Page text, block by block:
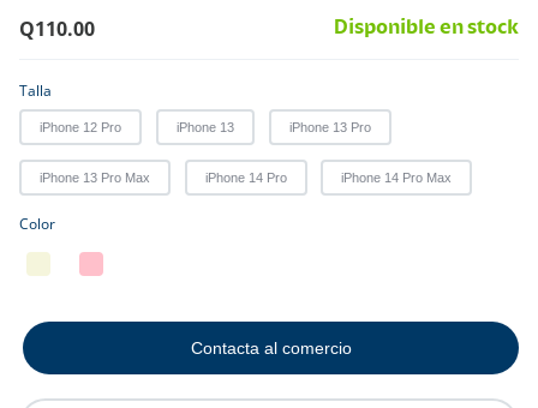
Q110.00 Disponible en stock
Talla
iPhone 12 Pro iPhone 13 iPhone 13 Pro
iPhone 13 Pro Max iPhone 14 Pro iPhone 14 Pro Max
Color
Contacta al comercio